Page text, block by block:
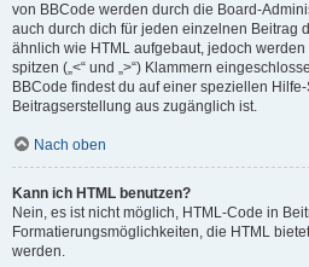
von BBCode werden durch die Board-
auch durch dich für jeden einzelnen Beitrag
ähnlich wie HTML aufgebaut, jedoch werden
spitzen („<“ und „>“) Klammern
BBCode findest du auf einer speziellen
Beitragserstellung aus zugänglich ist.
Nach oben
Kann ich HTML benutzen?
Nein, es ist nicht möglich, HTML-Code in
Formatierungsmöglichkeiten, die HTML
werden.